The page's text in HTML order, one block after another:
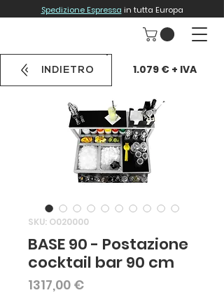
Spedizione Espressa in tutta Europa
SKU: O020000
BASE 90 - Postazione
cocktail bar 90 cm
1317,00 €Prezzo
INDIETRO 1.079 € + IVA